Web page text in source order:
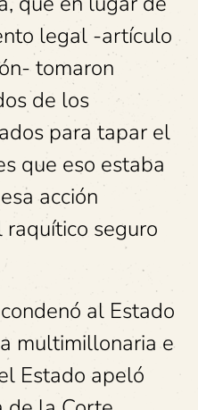
legal -artículo
tomaron
de los
para tapar el
que eso estaba
acción
raquítico seguro
al Estado
multimillonaria e
Estado apeló